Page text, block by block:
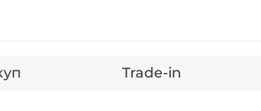
Trade-in